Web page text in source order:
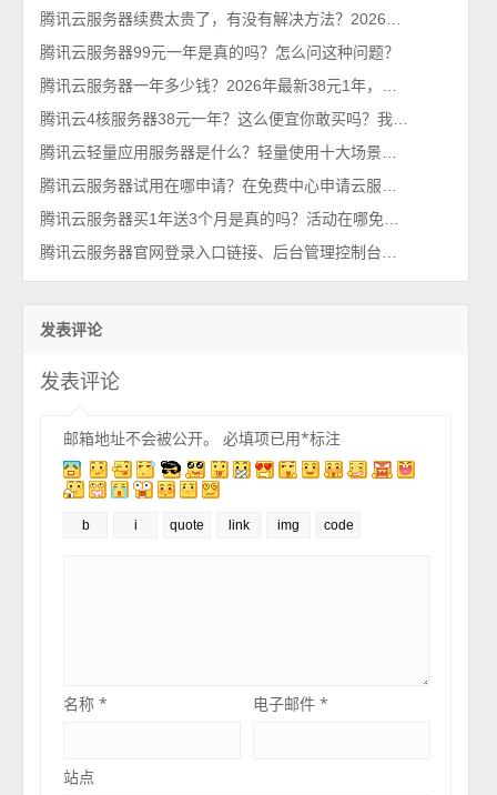
腾讯云服务器99元一年是真的吗？怎么问这种问题？
发表评论
发表评论
邮箱地址不会被公开。 必填项已用*标注
名称* 电子邮件*
站点